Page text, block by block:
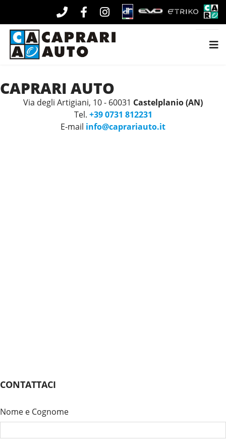
CAPRARI AUTO
Via degli Artigiani, 10 - 60031 Castelplanio (AN)
Tel. +39 0731 812231
E-mail info@caprariauto.it
CONTATTACI
Nome e Cognome